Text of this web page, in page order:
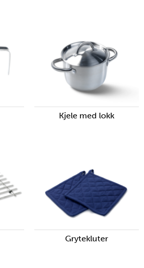
Kjele med lokk
Grytekluter